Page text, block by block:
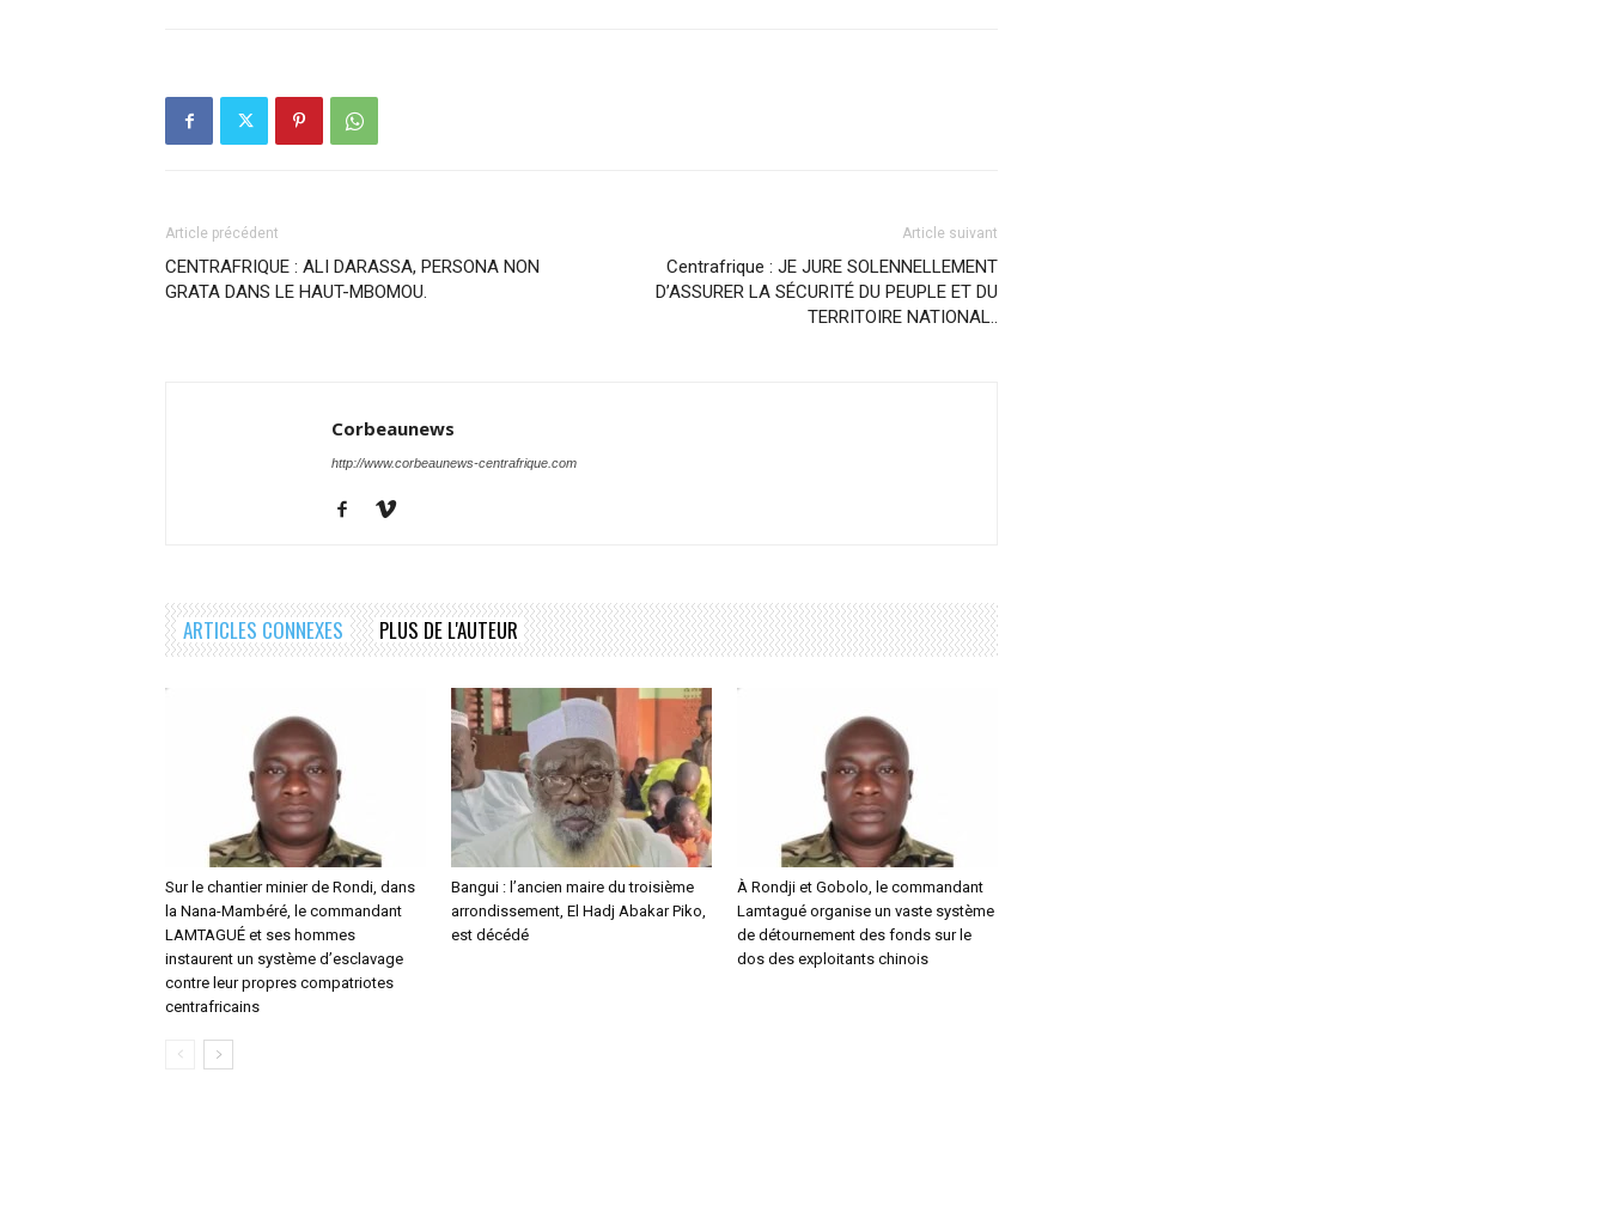
Article précédent
CENTRAFRIQUE : ALI DARASSA, PERSONA NON
GRATA DANS LE HAUT-MBOMOU.
Article suivant
Centrafrique : JE JURE SOLENNELLEMENT
D’ASSURER LA SÉCURITÉ DU PEUPLE ET DU
TERRITOIRE NATIONAL..
Corbeaunews
http://www.corbeaunews-centrafrique.com
ARTICLES CONNEXES PLUS DE L'AUTEUR
Sur le chantier minier de Rondi, dans
la Nana-Mambéré, le commandant
LAMTAGUÉ et ses hommes
instaurent un système d’esclavage
contre leur propres compatriotes
centrafricains
Bangui : l’ancien maire du troisième
arrondissement, El Hadj Abakar Piko,
est décédé
À Rondji et Gobolo, le commandant
Lamtagué organise un vaste système
de détournement des fonds sur le
dos des exploitants chinois